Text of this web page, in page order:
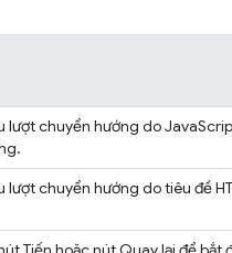
lượt chuyển hướng do
lượt chuyển hướng do tiêu đề